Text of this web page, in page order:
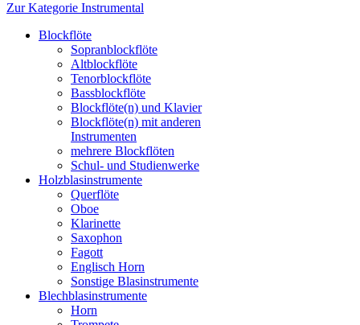
Zur Kategorie Instrumental
Blockflöte
Sopranblockflöte
Altblockflöte
Tenorblockflöte
Bassblockflöte
Blockflöte(n) und Klavier
Blockflöte(n) mit anderen
Instrumenten
mehrere Blockflöten
Schul- und Studienwerke
Holzblasinstrumente
Querflöte
Oboe
Klarinette
Saxophon
Fagott
Englisch Horn
Sonstige Blasinstrumente
Blechblasinstrumente
Horn